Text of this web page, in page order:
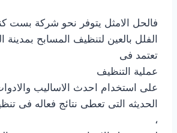
فالحل الامثل يتوفر نحو شركة بست
الفلل بالعين لتنظيف المسابح بمدينة
تعتمد فى
عملية التنظيف
على استخدام احدث الاساليب
الحديثه التى تعطى نتائج فعاله فى
،